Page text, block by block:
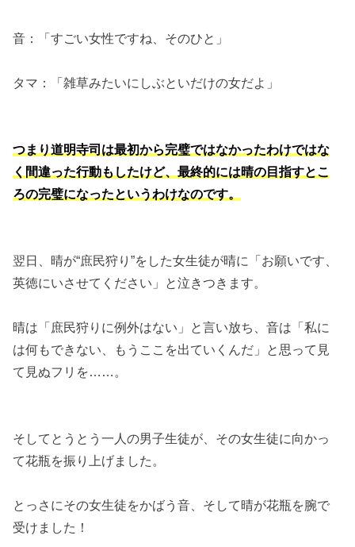
音：「すごい女性ですね、そのひと」
タマ：「雑草みたいにしぶといだけの女だよ」
つまり道明寺司は最初から完璧ではなかったわけではな
く間違った行動もしたけど、最終的には晴の目指すとこ
ろの完璧になったというわけなのです。
翌日、晴が“庶民狩り”をした女生徒が晴に「お願いです、
英徳にいさせてください」と泣きつきます。
晴は「庶民狩りに例外はない」と言い放ち、音は「私に
は何もできない、もうここを出ていくんだ」と思って見
て見ぬフリを……。
そしてとうとう一人の男子生徒が、その女生徒に向かっ
て花瓶を振り上げました。
とっさにその女生徒をかばう音、そして晴が花瓶を腕で
受けました！